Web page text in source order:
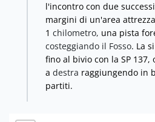
l'incontro con due
margini di un'area
1 chilometro, una pista
costeggiando il Fosso. La
fino al bivio con la SP
a destra raggiungendo in
partiti.